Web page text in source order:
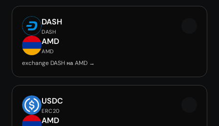
DASH
DASH
AMD
AMD
exchange DASH на AMD →
USDC
ERC20
AMD